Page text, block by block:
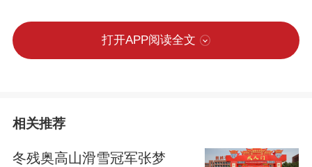
打开APP阅读全文
相关推荐
冬残奥高山滑雪冠军张梦